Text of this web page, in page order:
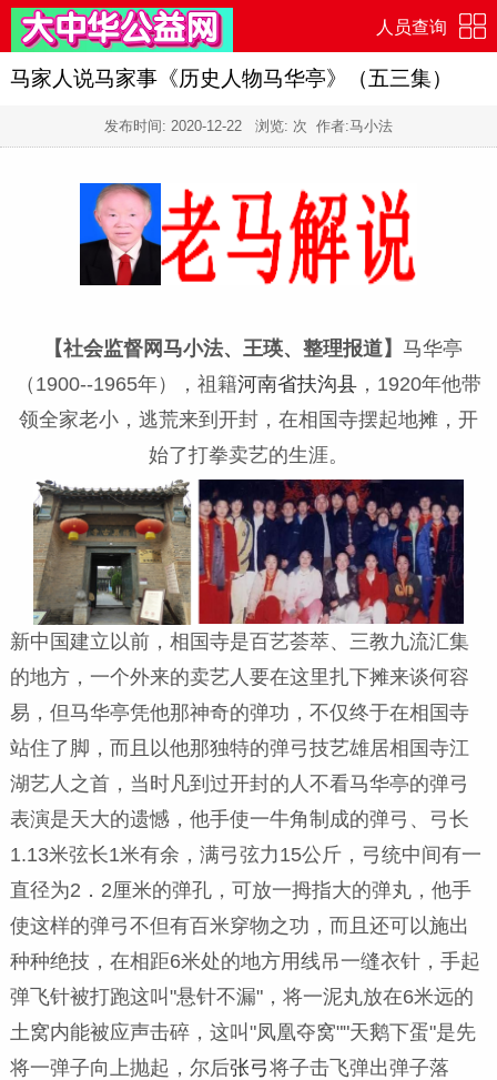
人员查询
马家人说马家事《历史人物马华亭》（五三集）
发布时间: 2020-12-22 浏览: 次 作者:马小法
【社会监督网马小法、王瑛、整理报道】 马华亭
（ 1900--1965年），祖籍河南省扶沟县 ， 1920年他带
领全家老小，逃荒来到开封，在相国寺摆起地摊，开
始了打拳卖艺的生涯。
新中国建立以前，相国寺是百艺荟萃、三教九流汇集
的地方，一个外来的卖艺人要在这里扎下摊来谈何容
易，但马华亭凭他那神奇的弹功，不仅终于在相国寺
站住了脚，而且以他那独特的弹弓技艺雄居相国寺江
湖艺人之首，当时凡到过开封的人不看马华亭的弹弓
表演是天大的遗憾，他手使一牛角制成的弹弓、弓长
1.13米弦长1米有余，满弓弦力15公斤，弓统中间有一
直径为2 ． 2厘米的弹孔，可放一拇指大的弹丸，他手
使这样的弹弓不但有百米穿物之功，而且还可以施出
种种绝技，在相距6米处的地方用线吊一缝衣针，手起
弹飞针被打跑这叫 "悬针不漏"，将一泥丸放在6米远的
土窝内能被应声击碎，这叫 "凤凰夺窝""天鹅下蛋"是先
将一弹子向上抛起，尔后张弓将子击飞弹出弹子落